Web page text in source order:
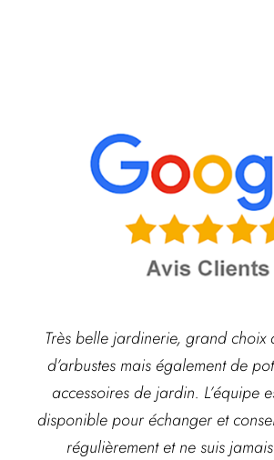
Très belle jardinerie, grand choix
d’arbustes mais également de
accessoires de jardin. L’équipe
disponible pour échanger et
régulièrement et ne suis